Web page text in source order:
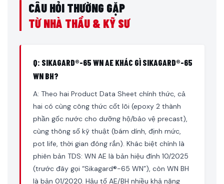
CÂU HỎI THƯỜNG GẶP
TỪ NHÀ THẦU & KỸ SƯ
Q: SIKAGARD®-65 WN AE KHÁC GÌ SIKAGARD®-65
WN BH?
A: Theo hai Product Data Sheet chính thức, cả
hai có cùng công thức cốt lõi (epoxy 2 thành
phần gốc nước cho dưỡng hộ/bảo vệ precast),
cùng thông số kỹ thuật (bám dính, định mức,
pot life, thời gian đóng rắn). Khác biệt chính là
phiên bản TDS: WN AE là bản hiệu đính 10/2025
(trước đây gọi “Sikagard®-65 WN”), còn WN BH
là bản 01/2020. Hậu tố AE/BH nhiều khả năng